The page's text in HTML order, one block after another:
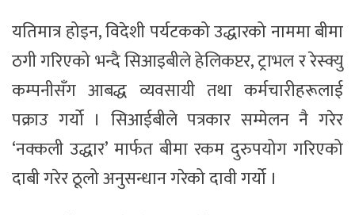
यतिमात्र होइन, विदेशी पर्यटकको उद्धारको नाममा बीमा
ठगी गरिएको भन्दै सिआइबीले हेलिकप्टर, ट्राभल र रेस्क्यु
कम्पनीसँग आबद्ध व्यवसायी तथा कर्मचारीहरूलाई
पक्राउ गर्यो । सिआईबीले पत्रकार सम्मेलन नै गरेर
‘नक्कली उद्धार’ मार्फत बीमा रकम दुरुपयोग गरिएको
दाबी गरेर ठूलो अनुसन्धान गरेको दावी गर्यो ।